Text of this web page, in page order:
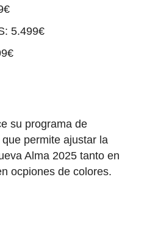
5.499€
su programa de
permite ajustar la
Alma 2025 tanto en
ocpiones de colores.